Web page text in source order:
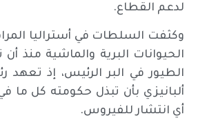
لدعم القطاع.
وكثفت السلطات في أستراليا
الحيوانات البرية والماشية منذ أن
الطيور في البر الرئيس، إذ تعهد
ألبانيزي بأن تبذل حكومته كل
أي انتشار للفيروس.